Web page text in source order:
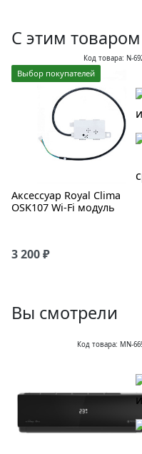
С этим
Код товара: N-
Выбор покупателей
Аксессуар Royal Clima
OSK107 Wi-Fi модуль
3 200 ₽
Вы смотрели
Код товара: MN-